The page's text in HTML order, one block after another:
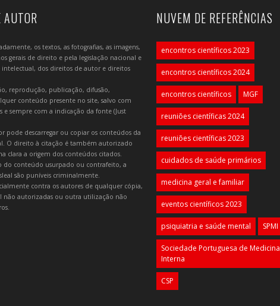
AUTOR
os textos, as fotografias, as imagens,
gerais de direito e pela legislação nacional e
dos direitos de autor e direitos
reprodução, publicação, difusão,
conteúdo presente no site, salvo com
e sempre com a indicação da fonte (Just
descarregar ou copiar os conteúdos da
O direito à citação é também autorizado
clara a origem dos conteúdos citados.
do conteúdo usurpado ou contrafeito, a
são puníveis criminalmente.
contra os autores de qualquer cópia,
não autorizadas ou outra utilização não
NUVEM DE REFERÊNCIAS
encontros científicos 2023
encontros científicos 2024
encontros científicos MGF
reuniões científicas 2024
reuniões científicas 2023
cuidados de saúde primários
medicina geral e familiar
eventos científicos 2023
psiquiatria e saúde mental SPMI
Sociedade Portuguesa de Medicina
Interna
CSP